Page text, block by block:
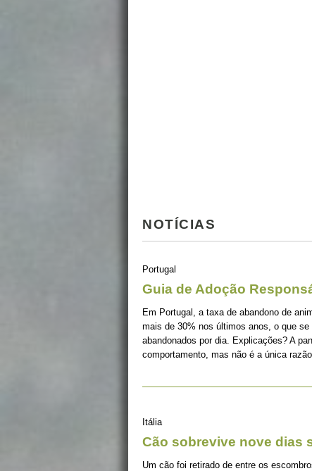
NOTÍCIAS
Portugal
Guia de Adoção
Em Portugal, a taxa de abandono de
mais de 30% nos últimos anos, o que
abandonados por dia. Explicações? A
comportamento, mas não é a única
Itália
Cão sobrevive nove dias
Um cão foi retirado de entre os